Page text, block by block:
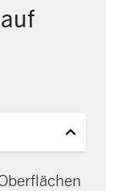
auf